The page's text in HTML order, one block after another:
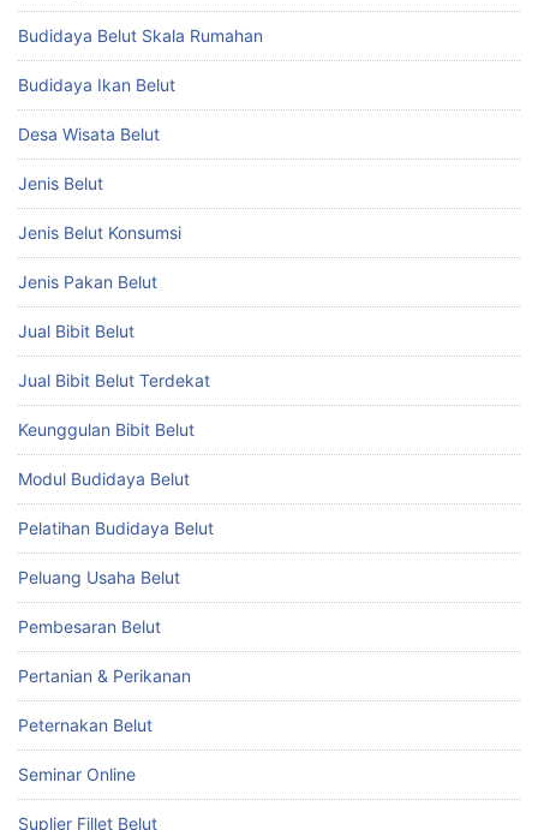
Budidaya Belut Skala Rumahan
Budidaya Ikan Belut
Desa Wisata Belut
Jenis Belut
Jenis Belut Konsumsi
Jenis Pakan Belut
Jual Bibit Belut
Jual Bibit Belut Terdekat
Keunggulan Bibit Belut
Modul Budidaya Belut
Pelatihan Budidaya Belut
Peluang Usaha Belut
Pembesaran Belut
Pertanian & Perikanan
Peternakan Belut
Seminar Online
Suplier Fillet Belut